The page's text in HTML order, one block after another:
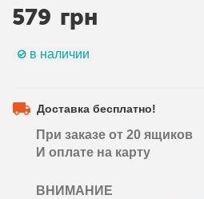
579 грн
в наличии
Доставка бесплатно!
При заказе от 20 ящиков
И оплате на карту
ВНИМАНИЕ